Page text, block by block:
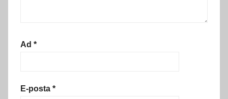
Ad *
E-posta *